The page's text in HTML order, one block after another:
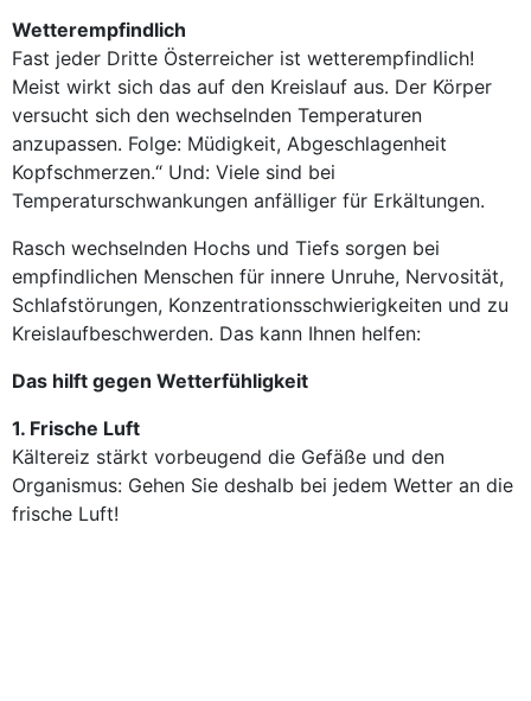
Wetterempfindlich
Fast jeder Dritte Österreicher ist wetterempfindlich!
Meist wirkt sich das auf den Kreislauf aus. Der Körper
versucht sich den wechselnden Temperaturen
anzupassen. Folge: Müdigkeit, Abgeschlagenheit
Kopfschmerzen.“ Und: Viele sind bei
Temperaturschwankungen anfälliger für Erkältungen.
Rasch wechselnden Hochs und Tiefs sorgen bei
empfindlichen Menschen für innere Unruhe, Nervosität,
Schlafstörungen, Konzentrationsschwierigkeiten und zu
Kreislaufbeschwerden. Das kann Ihnen helfen:
Das hilft gegen Wetterfühligkeit
1. Frische Luft
Kältereiz stärkt vorbeugend die Gefäße und den
Organismus: Gehen Sie deshalb bei jedem Wetter an die
frische Luft!